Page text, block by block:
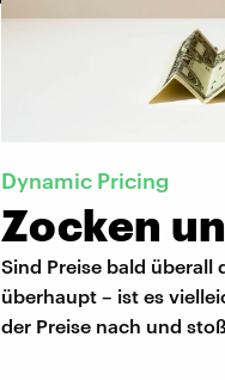
Dynamic Pricing
Zocken
Sind Preise bald überall
überhaupt – ist es
der Preise nach und